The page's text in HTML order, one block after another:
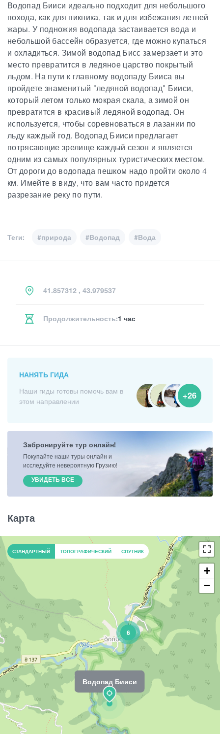
Водопад Бииси идеально подходит для небольшого
похода, как для пикника, так и для избежания летней
жары. У подножия водопада застаивается вода и
небольшой бассейн образуется, где можно купаться
и охладиться. Зимой водопад Бисс замерзает и это
место превратится в ледяное царство покрытый
льдом. На пути к главному водопаду Бииса вы
пройдете знаменитый "ледяной водопад" Бииси,
который летом только мокрая скала, а зимой он
превратится в красивый ледяной водопад. Он
используется, чтобы соревноваться в лазании по
льду каждый год. Водопад Бииси предлагает
потрясающие зрелище каждый сезон и является
одним из самых популярных туристических местом.
От дороги до водопада пешком надо пройти около 4
км. Имейте в виду, что вам часто придется
разрезание реку по пути.
Теги: #природа #Водопад #Вода
41.857312 , 43.979537
Продолжительность:1 час
НАНЯТЬ ГИДА
Наши гиды готовы помочь вам в
этом направлении
+26
Забронируйте тур онлайн!
Покупайте наши туры онлайн и
исследуйте невероятную Грузию!
УВИДЕТЬ ВСЕ
Карта
Водопад Бииси
6
+
−
СТАНДАРТНЫЙ ТОПОГРАФИЧЕСКИЙ СПУТНИК